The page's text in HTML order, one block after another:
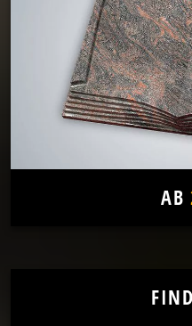
AB